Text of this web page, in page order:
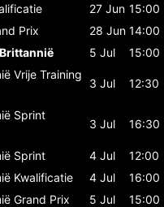
27 Jun 15:00
Prix 28 Jun 14:00
5 Jul
15:00
Vrije Training
3 Jul 12:30
Sprint
3 Jul 16:30
Sprint 4 Jul
12:00
Kwalificatie 4 Jul
16:00
Grand Prix 5 Jul
15:00